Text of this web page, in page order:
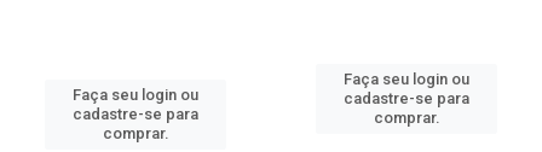
Faça seu login ou
cadastre-se para
comprar.
Faça seu login ou
cadastre-se para
comprar.